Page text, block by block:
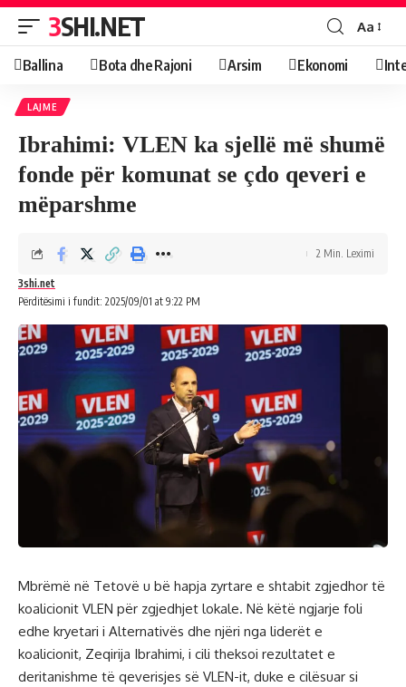
3SHI.NET Aa
Ballina Bota dhe Rajoni Arsim Ekonomi
LAJME
Ibrahimi: VLEN ka sjellë më shumë
fonde për komunat se çdo qeveri e
mëparshme
Përditësimi i fundit: 2025/09/01 at 9:22 PM
3shi.net
2 Min. Leximi
Mbrëmë në Tetovë u bë hapja zyrtare e shtabit zgjedhor të
koalicionit VLEN për zgjedhjet lokale. Në këtë ngjarje foli
edhe kryetari i Alternativës dhe njëri nga liderët e
koalicionit, Zeqirija Ibrahimi, i cili theksoi rezultatet e
deritanishme të qeverisjes së VLEN-it, duke e cilësuar si